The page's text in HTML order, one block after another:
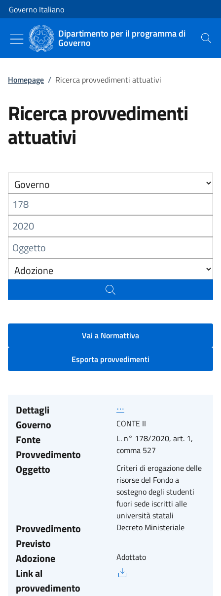
Vai al contenuto
Vai alla navigazione del sito
Governo Italiano
Dipartimento per il programma di
Governo Cerca
Homepage / Ricerca provvedimenti attuativi
Ricerca provvedimenti
attuativi
Vai a Normattiva
Esporta provvedimenti
Dettagli ⋯
Governo CONTE II
Fonte
Provvedimento
L. n° 178/2020, art. 1,
comma 527
Oggetto
Criteri di erogazione delle
risorse del Fondo a
sostegno degli studenti
fuori sede iscritti alle
università statali
Provvedimento
Previsto
Decreto Ministeriale
Adozione Adottato
Link al
provvedimento